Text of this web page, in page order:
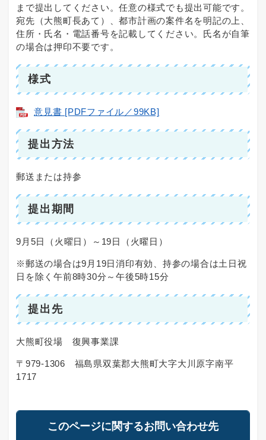
まで提出してください。任意の様式でも提出可能です。
宛先（大熊町長あて）、都市計画の案件名を明記の上、
住所・氏名・電話番号を記載してください。氏名が自筆
の場合は押印不要です。
様式
意見書 [PDFファイル／99KB]
提出方法
郵送または持参
提出期間
9月5日（火曜日）～19日（火曜日）
※郵送の場合は9月19日消印有効、持参の場合は土日祝
日を除く午前8時30分～午後5時15分
提出先
大熊町役場 復興事業課
〒979-1306 福島県双葉郡大熊町大字大川原字南平
1717
このページに関するお問い合わせ先